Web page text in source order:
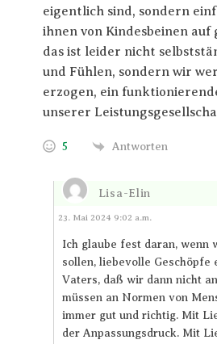
eigentlich sind, sondern
ihnen von Kindesbeinen
das ist leider nicht
und Fühlen, sondern wir
erzogen, ein
unserer
5 Antworten
Lisa-Elin
Antworten
23. Mai 2024 9:02 a.m.
Ich glaube fest daran, wenn
sollen, liebevolle Geschöpfe
Vaters, daß wir dann nicht
müssen an Normen von
immer gut und richtig. Mit
der Anpassungsdruck. Mit